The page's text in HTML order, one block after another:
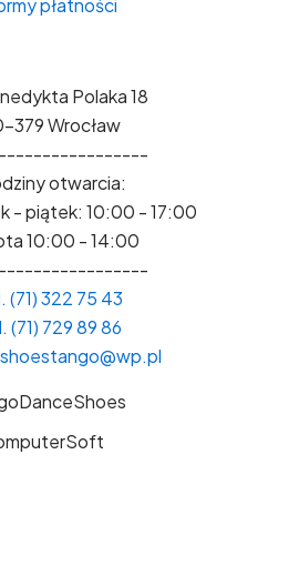
płatności
Polaka 18
379 Wrocław
otwarcia:
- piątek: 10:00 - 17:00
10:00 - 14:00
(71) 322 75 43
(71) 729 89 86